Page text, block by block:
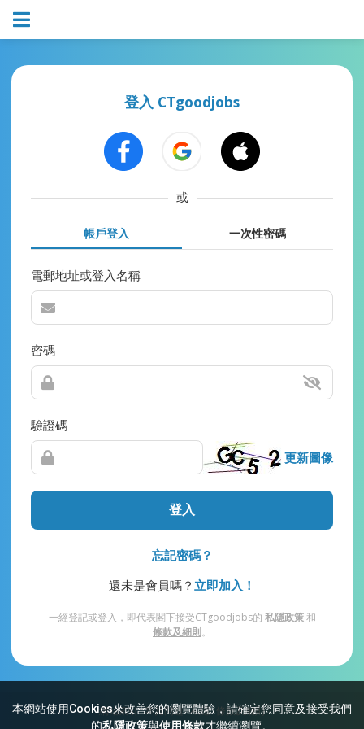
本網站使用Cookies來改善您的瀏覽體驗，請確定您同意及接受我們
的私隱政策與使用條款才繼續瀏覽。
登入 CTgoodjobs
或
帳戶登入 一次性密碼
電郵地址或登入名稱
密碼
驗證碼
更新圖像
登入
忘記密碼？
還未是會員嗎？ 立即加入！
一經登記或登入，即代表閣下接受CTgoodjobs的 私隱政策和
條款及細則。
網站索引 常見問題 私隱 條款及細則